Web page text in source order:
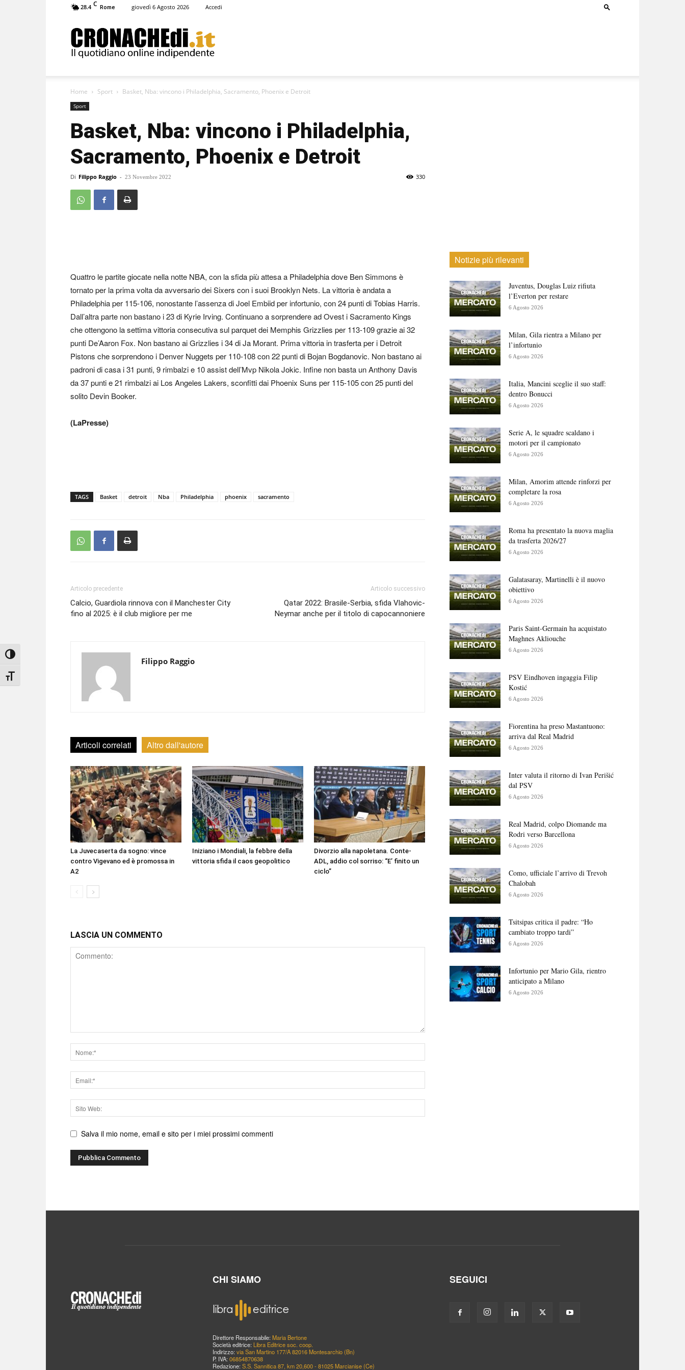
Attiva/disattiva alto contrasto
Attiva/disattiva dimensione testo
28.4 C Rome giovedì 6 Agosto 2026 Accedi
Home Sport Basket, Nba: vincono i Philadelphia, Sacramento, Phoenix e Detroit
Sport
Basket, Nba: vincono i Philadelphia,
Sacramento, Phoenix e Detroit
Di Filippo Raggio - 23 Novembre 2022 330
Quattro le partite giocate nella notte NBA, con la sfida più attesa a Philadelphia dove Ben Simmons è
tornato per la prima volta da avversario dei Sixers con i suoi Brooklyn Nets. La vittoria è andata a
Philadelphia per 115-106, nonostante l’assenza di Joel Embiid per infortunio, con 24 punti di Tobias Harris.
Dall’altra parte non bastano i 23 di Kyrie Irving. Continuano a sorprendere ad Ovest i Sacramento Kings
che ottengono la settima vittoria consecutiva sul parquet dei Memphis Grizzlies per 113-109 grazie ai 32
punti De’Aaron Fox. Non bastano ai Grizzlies i 34 di Ja Morant. Prima vittoria in trasferta per i Detroit
Pistons che sorprendono i Denver Nuggets per 110-108 con 22 punti di Bojan Bogdanovic. Non bastano ai
padroni di casa i 31 punti, 9 rimbalzi e 10 assist dell’Mvp Nikola Jokic. Infine non basta un Anthony Davis
da 37 punti e 21 rimbalzi ai Los Angeles Lakers, sconfitti dai Phoenix Suns per 115-105 con 25 punti del
solito Devin Booker.
(LaPresse)
TAGS Basket detroit Nba Philadelphia phoenix sacramento
Articolo precedente
Calcio, Guardiola rinnova con il Manchester City
fino al 2025: è il club migliore per me
Articolo successivo
Qatar 2022: Brasile-Serbia, sfida Vlahovic-
Neymar anche per il titolo di capocannoniere
Filippo Raggio
Articoli correlati Altro dall'autore
La Juvecaserta da sogno: vince
contro Vigevano ed è promossa in
A2
Iniziano i Mondiali, la febbre della
vittoria sfida il caos geopolitico
Divorzio alla napoletana. Conte-
ADL, addio col sorriso: “E’ finito un
ciclo”
LASCIA UN COMMENTO
Comment
Nome
Email
Sito
web
Salva il mio nome, email e sito per i miei prossimi commenti
Notizie più rilevanti
Juventus, Douglas Luiz rifiuta
l’Everton per restare
6 Agosto 2026
Milan, Gila rientra a Milano per
l’infortunio
6 Agosto 2026
Italia, Mancini sceglie il suo staff:
dentro Bonucci
6 Agosto 2026
Serie A, le squadre scaldano i
motori per il campionato
6 Agosto 2026
Milan, Amorim attende rinforzi per
completare la rosa
6 Agosto 2026
Roma ha presentato la nuova maglia
da trasferta 2026/27
6 Agosto 2026
Galatasaray, Martinelli è il nuovo
obiettivo
6 Agosto 2026
Paris Saint-Germain ha acquistato
Maghnes Akliouche
6 Agosto 2026
PSV Eindhoven ingaggia Filip
Kostić
6 Agosto 2026
Fiorentina ha preso Mastantuono:
arriva dal Real Madrid
6 Agosto 2026
Inter valuta il ritorno di Ivan Perišić
dal PSV
6 Agosto 2026
Real Madrid, colpo Diomande ma
Rodri verso Barcellona
6 Agosto 2026
Como, ufficiale l’arrivo di Trevoh
Chalobah
6 Agosto 2026
Tsitsipas critica il padre: “Ho
cambiato troppo tardi”
6 Agosto 2026
Infortunio per Mario Gila, rientro
anticipato a Milano
6 Agosto 2026
CHI SIAMO
Direttore Responsabile: Maria Bertone
Società editrice: Libra Editrice soc. coop.
Indirizzo: via San Martino 177/A 82016 Montesarchio (Bn)
P. IVA: 06854870638
Redazione: S.S. Sannitica 87, km 20,600 - 81025 Marcianise (Ce)
SEGUICI